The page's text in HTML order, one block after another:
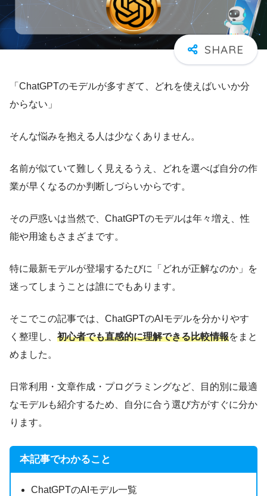
「ChatGPTのモデルが多すぎて、どれを使えばいいか分
からない」
そんな悩みを抱える人は少なくありません。
名前が似ていて難しく見えるうえ、どれを選べば自分の作
業が早くなるのか判断しづらいからです。
その戸惑いは当然で、ChatGPTのモデルは年々増え、性
能や用途もさまざまです。
特に最新モデルが登場するたびに「どれが正解なのか」を
迷ってしまうことは誰にでもあります。
そこでこの記事では、ChatGPTのAIモデルを分かりやす
く整理し、 初心者でも直感的に理解できる比較情報をまと
めました。
日常利用・文章作成・プログラミングなど、目的別に最適
なモデルも紹介するため、自分に合う選び方がすぐに分か
ります。
本記事でわかること
ChatGPTのAIモデル一覧